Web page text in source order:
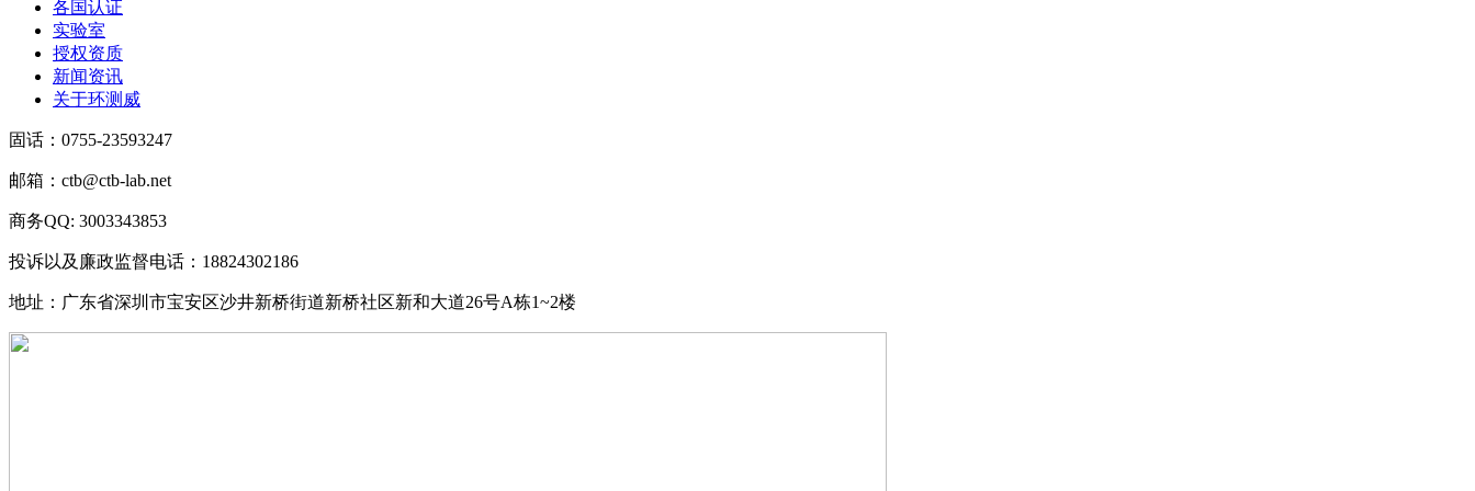
各国认证
实验室
授权资质
新闻资讯
关于环测威
固话：0755-23593247
邮箱：ctb@ctb-lab.net
商务QQ: 3003343853
投诉以及廉政监督电话：18824302186
地址：广东省深圳市宝安区沙井新桥街道新桥社区新和大道26号A栋1~2楼